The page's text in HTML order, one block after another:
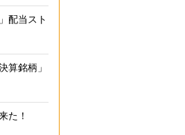
配当スト
算銘柄」
た！